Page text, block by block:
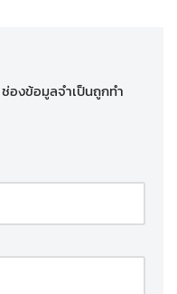
ช่องข้อมูลจำเป็นถูกทำ